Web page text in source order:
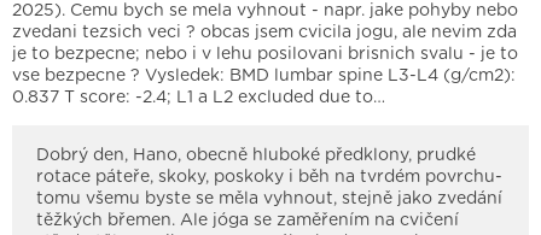
2025). Cemu bych se mela vyhnout - napr. jake pohyby nebo
zvedani tezsich veci ? obcas jsem cvicila jogu, ale nevim zda
je to bezpecne; nebo i v lehu posilovani brisnich svalu - je to
vse bezpecne ? Vysledek: BMD lumbar spine L3-L4 (g/cm2):
0.837 T score: -2.4; L1 a L2 excluded due to…
Dobrý den, Hano, obecně hluboké předklony, prudké
rotace páteře, skoky, poskoky i běh na tvrdém povrchu-
tomu všemu byste se měla vyhnout, stejně jako zvedání
těžkých břemen. Ale jóga se zaměřením na cvičení